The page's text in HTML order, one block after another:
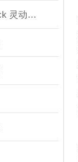
智能无线 NimbleTrack 灵动式三维扫描系统